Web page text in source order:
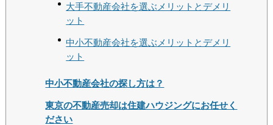
大手不動産会社を選ぶメリットとデメリ
ット
中小不動産会社を選ぶメリットとデメリ
ット
中小不動産会社の探し方は？
東京の不動産売却は住建ハウジングにお任せく
ださい